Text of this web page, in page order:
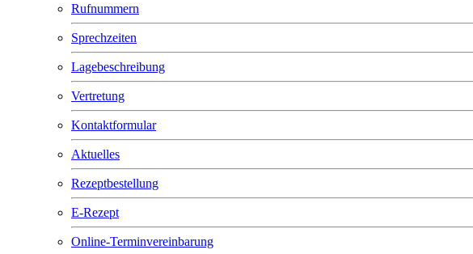
Rufnummern
Sprechzeiten
Lagebeschreibung
Vertretung
Kontaktformular
Aktuelles
Rezeptbestellung
E-Rezept
Online-Terminvereinbarung